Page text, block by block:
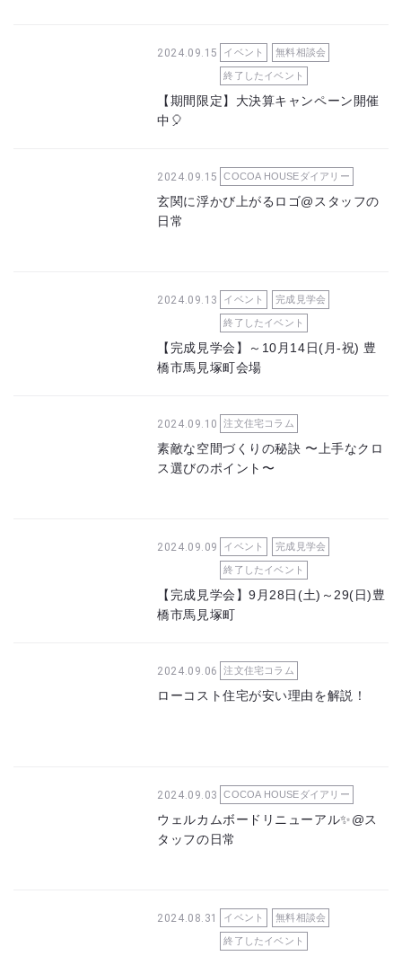
2024.09.15 イベント 無料相談会
終了したイベント
【期間限定】大決算キャンペーン開催
中🎈
2024.09.15 COCOA HOUSEダイアリー
玄関に浮かび上がるロゴ@スタッフの
日常
2024.09.13 イベント 完成見学会
終了したイベント
【完成見学会】～10月14日(月-祝) 豊
橋市馬見塚町会場
2024.09.10 注文住宅コラム
素敵な空間づくりの秘訣 〜上手なクロ
ス選びのポイント〜
2024.09.09 イベント 完成見学会
終了したイベント
【完成見学会】9月28日(土)～29(日)豊
橋市馬見塚町
2024.09.06 注文住宅コラム
ローコスト住宅が安い理由を解説！
2024.09.03 COCOA HOUSEダイアリー
ウェルカムボードリニューアル✨@ス
タッフの日常
2024.08.31 イベント 無料相談会
終了したイベント